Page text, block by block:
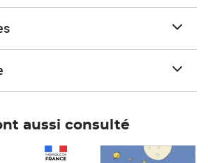
aussi consulté
Prix 6,25€ HT